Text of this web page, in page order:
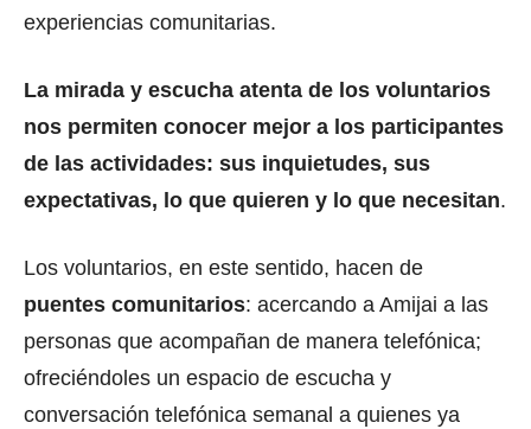
experiencias comunitarias.
La mirada y escucha atenta de los voluntarios
nos permiten conocer mejor a los participantes
de las actividades: sus inquietudes, sus
expectativas, lo que quieren y lo que necesitan.
Los voluntarios, en este sentido, hacen de
puentes comunitarios: acercando a Amijai a las
personas que acompañan de manera telefónica;
ofreciéndoles un espacio de escucha y
conversación telefónica semanal a quienes ya